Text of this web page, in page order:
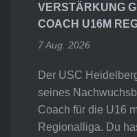
VERSTÄRKUNG
COACH U16M
7 Aug. 2026
Der USC
seines
Coach für die U16
Regionalliga. Du